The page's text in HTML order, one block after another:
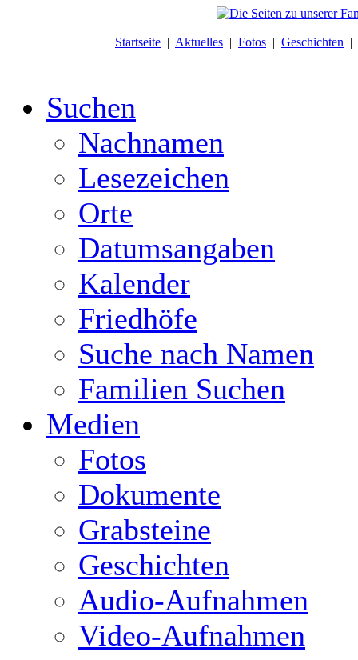
Startseite | Aktuelles | Fotos | Geschichten |
Suchen
Nachnamen
Lesezeichen
Orte
Datumsangaben
Kalender
Friedhöfe
Suche nach Namen
Familien Suchen
Medien
Fotos
Dokumente
Grabsteine
Geschichten
Audio-Aufnahmen
Video-Aufnahmen